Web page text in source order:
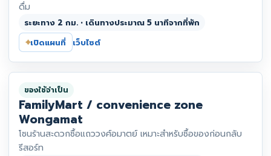
ดื่ม
ระยะทาง 2 กม. • เดินทางประมาณ 5 นาทีจากที่พัก
⌖เปิดแผนที่ เว็บไซต์
ของใช้จำเป็น
FamilyMart / convenience zone
Wongamat
โซนร้านสะดวกซื้อแถววงศ์อมาตย์ เหมาะสำหรับซื้อของก่อนกลับ
รีสอร์ท